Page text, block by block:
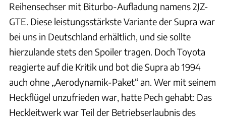
Reihensechser mit Biturbo-Aufladung namens 2JZ-
GTE. Diese leistungsstärkste Variante der Supra war
bei uns in Deutschland erhältlich, und sie sollte
hierzulande stets den Spoiler tragen. Doch Toyota
reagierte auf die Kritik und bot die Supra ab 1994
auch ohne „Aerodynamik-Paket“ an. Wer mit seinem
Heckflügel unzufrieden war, hatte Pech gehabt: Das
Heckleitwerk war Teil der Betriebserlaubnis des